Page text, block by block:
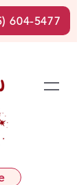
604-5477